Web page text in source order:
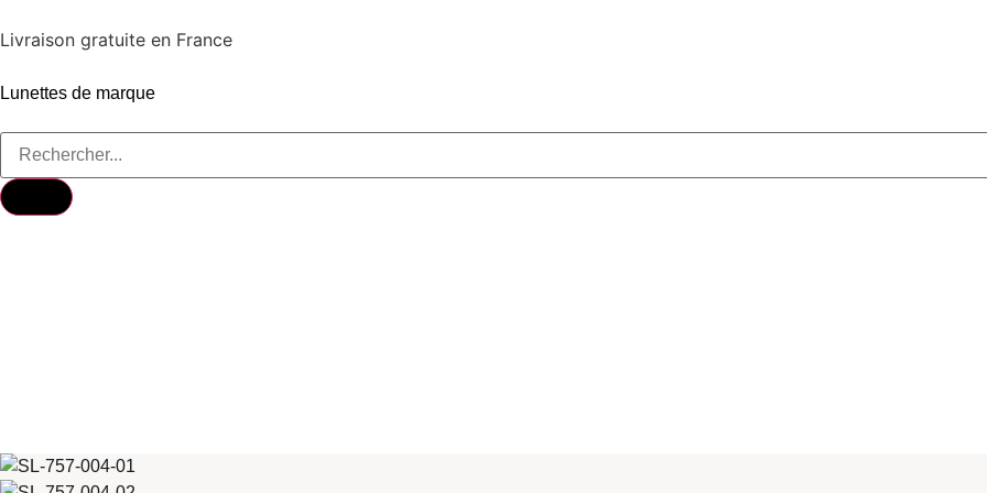
Livraison gratuite en France
Lunettes de marque